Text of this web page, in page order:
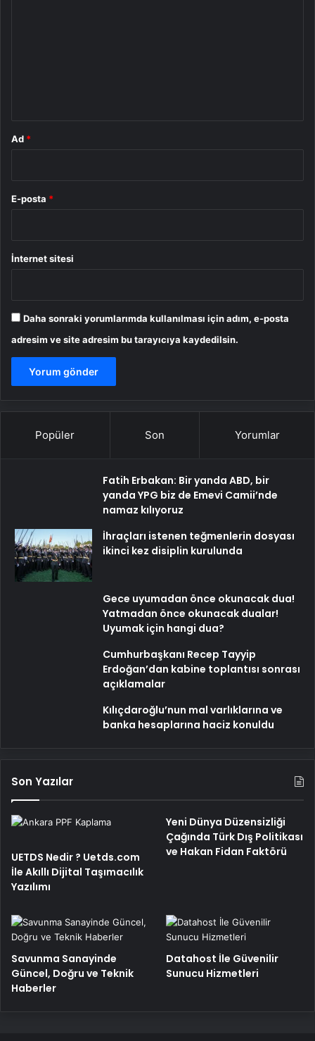
Ad *
E-posta *
İnternet sitesi
Daha sonraki yorumlarımda kullanılması için adım, e-posta
adresim ve site adresim bu tarayıcıya kaydedilsin.
Popüler Son Yorumlar
Fatih Erbakan: Bir yanda ABD, bir
yanda YPG biz de Emevi Camii’nde
namaz kılıyoruz
İhraçları istenen teğmenlerin dosyası
ikinci kez disiplin kurulunda
Gece uyumadan önce okunacak dua!
Yatmadan önce okunacak dualar!
Uyumak için hangi dua?
Cumhurbaşkanı Recep Tayyip
Erdoğan’dan kabine toplantısı sonrası
açıklamalar
Kılıçdaroğlu’nun mal varlıklarına ve
banka hesaplarına haciz konuldu
Son Yazılar
UETDS Nedir ? Uetds.com
İle Akıllı Dijital Taşımacılık
Yazılımı
Yeni Dünya Düzensizliği
Çağında Türk Dış Politikası
ve Hakan Fidan Faktörü
Savunma Sanayinde
Güncel, Doğru ve Teknik
Haberler
Datahost İle Güvenilir
Sunucu Hizmetleri